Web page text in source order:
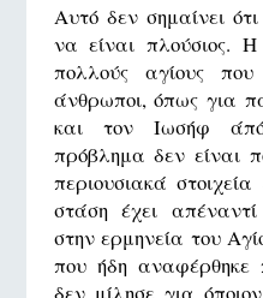
Αυτό δεν σημαίνει
να είναι πλούσιος.
πολλούς αγίους
άνθρωποι, όπως για
και τον Ιωσήφ
πρόβλημα δεν είναι
περιουσιακά
στάση έχει
στην ερμηνεία του
που ήδη